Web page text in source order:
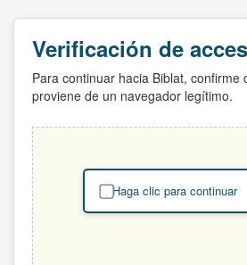
Verificación de
Para continuar hacia Biblat, confirme
proviene de un navegador legítimo.
Haga clic para continuar